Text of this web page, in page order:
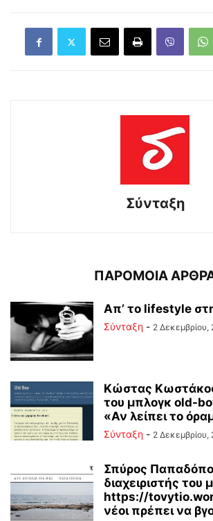
Σύνταξη
ΠΑΡΟΜΟΙΑ
Απ’ το lifestyle
Σύνταξη - 2 Δεκεμβρίου,
Κώστας
του μπλογκ old-
«Αν λείπει το
Σύνταξη - 2 Δεκεμβρίου,
Σπύρος
διαχειριστής του
https://
νέοι πρέπει να